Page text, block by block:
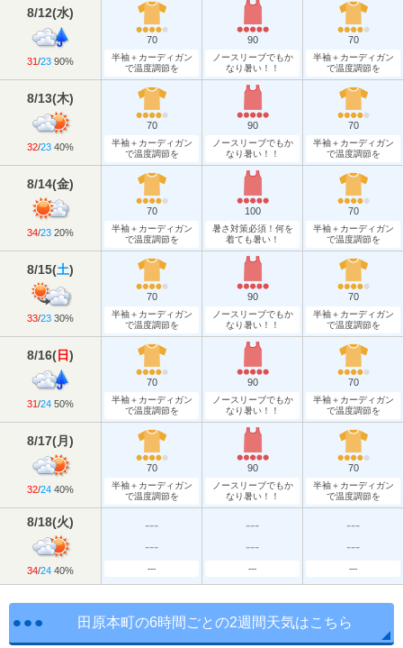
8/12(水)
31/23 90%
70
半袖＋カーディガン
で温度調節を
90
ノースリーブでもか
なり暑い！！
70
半袖＋カーディガン
で温度調節を
8/13(木)
32/23 40%
70
半袖＋カーディガン
で温度調節を
90
ノースリーブでもか
なり暑い！！
70
半袖＋カーディガン
で温度調節を
8/14(金)
34/23 20%
70
半袖＋カーディガン
で温度調節を
100
暑さ対策必須！何を
着ても暑い！
70
半袖＋カーディガン
で温度調節を
8/15(土)
33/23 30%
70
半袖＋カーディガン
で温度調節を
90
ノースリーブでもか
なり暑い！！
70
半袖＋カーディガン
で温度調節を
8/16(日)
31/24 50%
70
半袖＋カーディガン
で温度調節を
90
ノースリーブでもか
なり暑い！！
70
半袖＋カーディガン
で温度調節を
8/17(月 )
32/24 40%
70
半袖＋カーディガン
で温度調節を
90
ノースリーブでもか
なり暑い！！
70
半袖＋カーディガン
で温度調節を
8/18(火)
34/24 40%
---
---
---
---
---
---
---
---
---
田原本町の6時間ごとの2週間天気はこちら